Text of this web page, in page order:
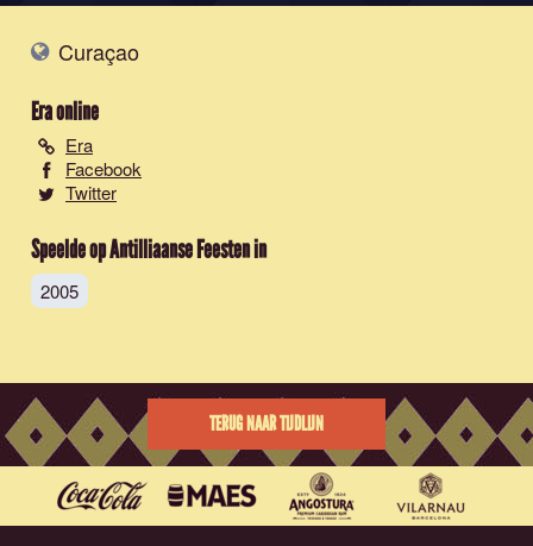
Curaçao
Eraonline
Era
Facebook
Twitter
Speelde op Antilliaanse Feesten in
2005
TERUG NAAR TIJDLIJN